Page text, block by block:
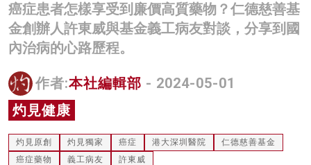
名家榜
灼見活動
關於我們
癌症患者怎樣享受到廉價高質藥物？仁德慈善基
金創辦人許東威與基金義工病友對談，分享到國
內治病的心路歷程。
作者:本社編輯部 - 2024-05-01
灼見健康
灼見原創 灼見獨家 癌症 港大深圳醫院
仁德慈善基金
癌症藥物
義工病友 許東威